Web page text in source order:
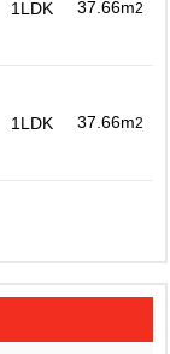
1LDK 37.66m2
1LDK 37.66m2